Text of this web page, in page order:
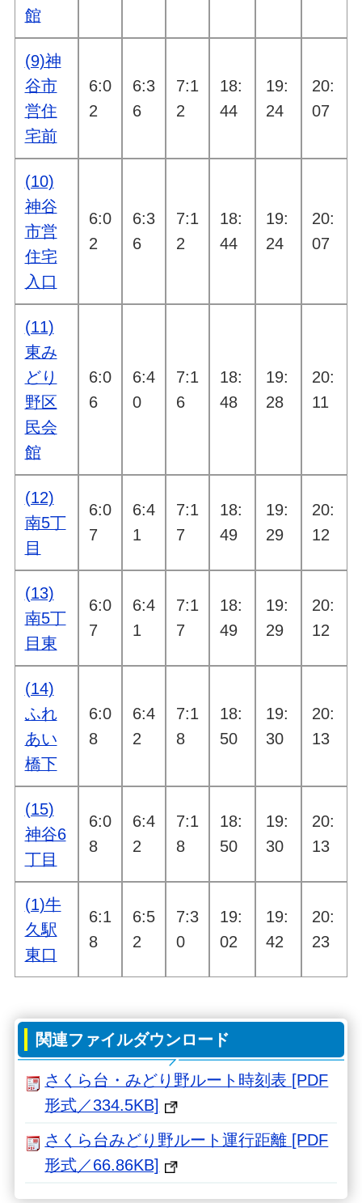
館
(9)神
谷市
営住
宅前
6:0
2
6:3
6
7:1
2
18:
44
19:
24
20:
07
(10)
神谷
市営
住宅
入口
6:0
2
6:3
6
7:1
2
18:
44
19:
24
20:
07
(11)
東み
どり
野区
民会
館
6:0
6
6:4
0
7:1
6
18:
48
19:
28
20:
11
(12)
南5丁
目
6:0
7
6:4
1
7:1
7
18:
49
19:
29
20:
12
(13)
南5丁
目東
6:0
7
6:4
1
7:1
7
18:
49
19:
29
20:
12
(14)
ふれ
あい
橋下
6:0
8
6:4
2
7:1
8
18:
50
19:
30
20:
13
(15)
神谷6
丁目
6:0
8
6:4
2
7:1
8
18:
50
19:
30
20:
13
(1)牛
久駅
東口
6:1
8
6:5
2
7:3
0
19:
02
19:
42
20:
23
関連ファイルダウンロード
さくら台・みどり野ルート時刻表 [PDF
形式／334.5KB]
さくら台みどり野ルート運行距離 [PDF
形式／66.86KB]